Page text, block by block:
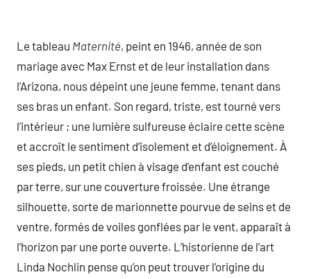
Le tableau Maternité, peint en 1946, année de son
mariage avec Max Ernst et de leur installation dans
l’Arizona, nous dépeint une jeune femme, tenant dans
ses bras un enfant. Son regard, triste, est tourné vers
l’intérieur ; une lumière sulfureuse éclaire cette scène
et accroît le sentiment d’isolement et d’éloignement. À
ses pieds, un petit chien à visage d’enfant est couché
par terre, sur une couverture froissée. Une étrange
silhouette, sorte de marionnette pourvue de seins et de
ventre, formés de voiles gonflées par le vent, apparaît à
l’horizon par une porte ouverte. L’historienne de l’art
Linda Nochlin pense qu’on peut trouver l’origine du